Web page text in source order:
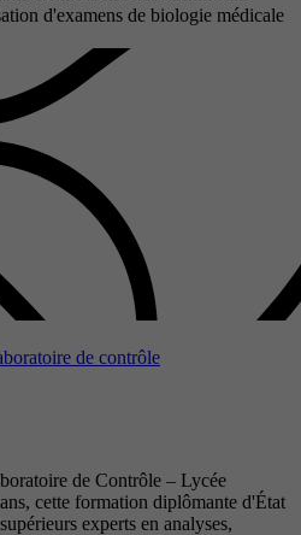
d'examens de biologie médicale
de contrôle
de Contrôle – Lycée
cette formation diplômante d'État
experts en analyses,